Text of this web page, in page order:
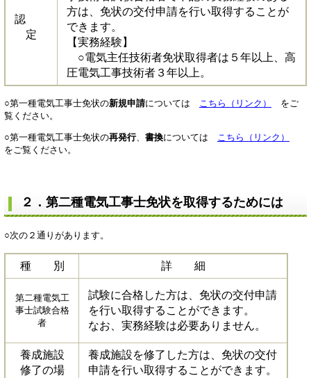
認
定
方は、免状の交付申請を行い取得することが
できます。
【実務経験】
○電気主任技術者免状取得者は５年以上、高
圧電気工事技術者３年以上。
○第一種電気工事士免状の新規申請については こちら（リンク）
をご
覧ください。
○第一種電気工事士免状の再発行、 書換については こちら（リンク）
をご覧ください。​
２．第二種電気工事士免状を取得するためには
○次の２通りがあります。
種 別 詳 細
第二種電気工
事士試験合格
者​
試験に合格した方は、免状の交付申請
を行い取得することができます。
なお、実務経験は必要ありません。
養成施設
修了の場
養成施設を修了した方は、免状の交付
申請を行い取得することができます。